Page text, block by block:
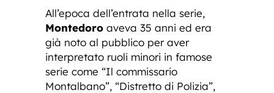
All’epoca dell’entrata nella serie,
Montedoro aveva 35 anni ed era
già noto al pubblico per aver
interpretato ruoli minori in famose
serie come “Il commissario
Montalbano”, “Distretto di Polizia”,